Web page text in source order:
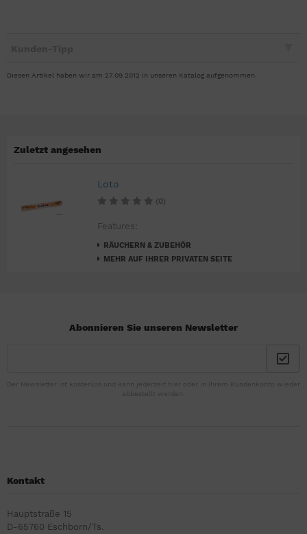
Diesen Artikel haben wir am 27.09.2012 in unseren Katalog aufgenommen.
Zuletzt angesehen
Loto
(0)
Features:
RÄUCHERN & ZUBEHÖR
MEHR AUF IHRER PRIVATEN SEITE
Abonnieren Sie unseren Newsletter
Der Newsletter ist kostenlos und kann jederzeit hier oder in Ihrem Kundenkonto wieder
abbestellt werden.
Kontakt
Hauptstraße 15
D-65760 Eschborn/Ts.